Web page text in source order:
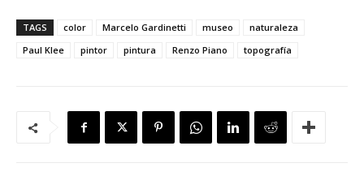
TAGS color Marcelo Gardinetti museo
naturaleza
Paul Klee
pintor pintura Renzo Piano topografía